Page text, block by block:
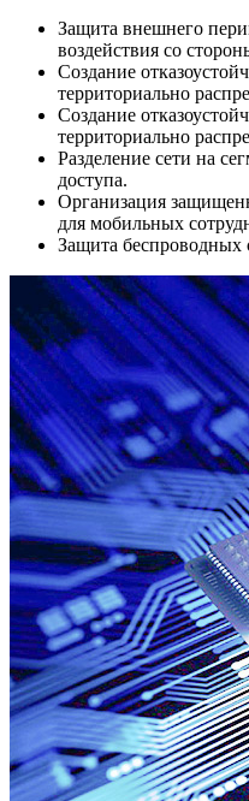
Защита внешнего
воздействия со
Создание
территориально
Создание
территориально
Разделение сети на
доступа.
Организация
для мобильных
Защита беспроводных